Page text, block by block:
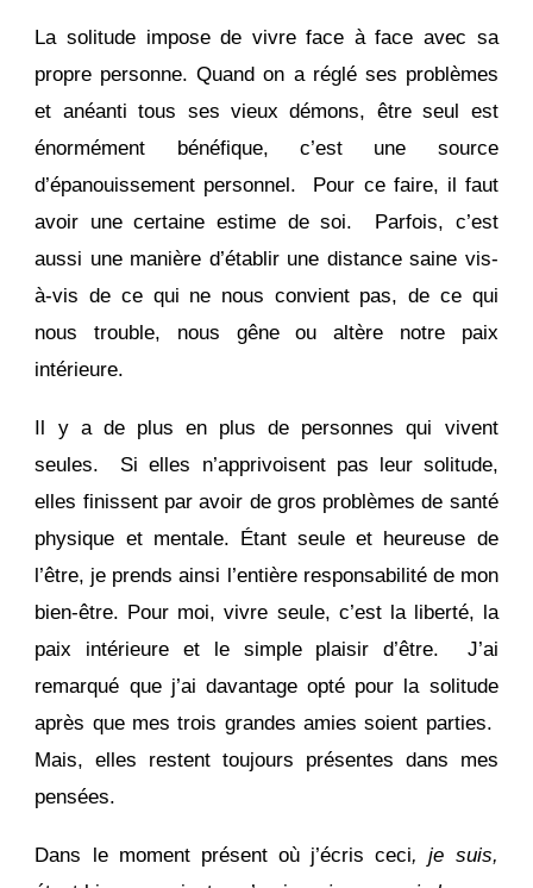
La solitude impose de vivre face à face avec sa
propre personne. Quand on a réglé ses problèmes
et anéanti tous ses vieux démons, être seul est
énormément bénéfique, c’est une source
d’épanouissement personnel. Pour ce faire, il faut
avoir une certaine estime de soi. Parfois, c’est
aussi une manière d’établir une distance saine vis-
à-vis de ce qui ne nous convient pas, de ce qui
nous trouble, nous gêne ou altère notre paix
intérieure.
Il y a de plus en plus de personnes qui vivent
seules. Si elles n’apprivoisent pas leur solitude,
elles finissent par avoir de gros problèmes de santé
physique et mentale. Étant seule et heureuse de
l’être, je prends ainsi l’entière responsabilité de mon
bien-être. Pour moi, vivre seule, c’est la liberté, la
paix intérieure et le simple plaisir d’être. J’ai
remarqué que j’ai davantage opté pour la solitude
après que mes trois grandes amies soient parties.
Mais, elles restent toujours présentes dans mes
pensées.
Dans le moment présent où j’écris ceci, je suis,